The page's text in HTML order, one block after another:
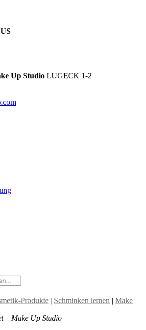
Up Studio LUGECK 1-2
Produkte | Schminken lernen | Make
– Make Up Studio